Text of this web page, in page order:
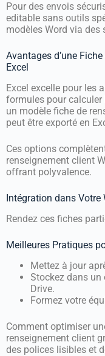
Pour des envois
editable sans outils
modèles Word via des
Avantages d’une
Excel
Excel excelle pour les
formules pour calculer
un modèle fiche de
peut être exporté en
Ces options
renseignement client
offrant polyvalence.
Intégration dans Votre
Rendez ces fiches
Meilleures Pratiques
Mettez à jour
Stockez dans un
Drive.
Formez votre
Comment optimiser
renseignement client
des polices lisibles et